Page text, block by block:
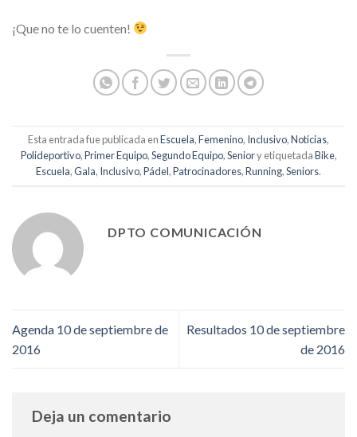
¡Que no te lo cuenten!
Esta entrada fue publicada enEscuela,Femenino, Inclusivo,Noticias,
Polideportivo,Primer Equipo,Segundo Equipo,Seniory etiquetadaBike,
Escuela,Gala, Inclusivo,Pádel,Patrocinadores,Running,Seniors.
DPTO COMUNICACIÓN
Agenda 10 de septiembre de
2016
Resultados 10 de septiembre
de 2016
Deja un comentario